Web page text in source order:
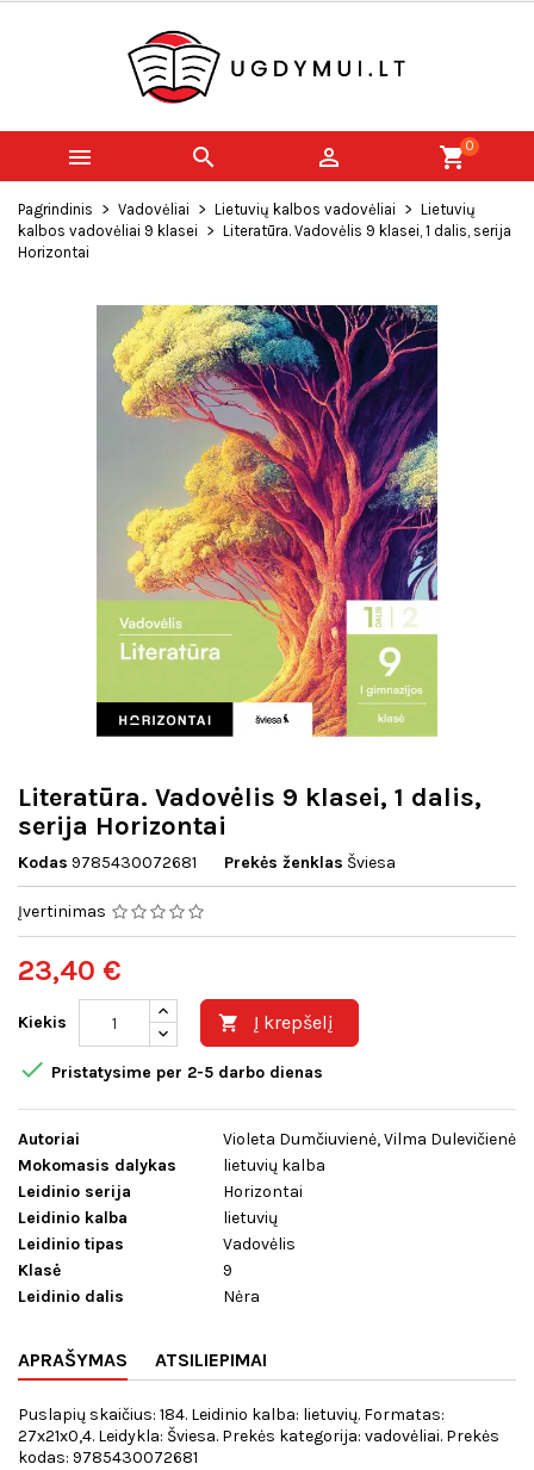
   shopping_cart0
Pagrindinis Vadovėliai Lietuvių kalbos vadovėliai
Lietuvių
kalbos vadovėliai 9 klasei
Literatūra. Vadovėlis 9 klasei, 1 dalis, serija
Horizontai
Literatūra. Vadovėlis 9 klasei, 1 dalis,
serija Horizontai
Kodas 9785430072681 Prekės ženklas Šviesa
Įvertinimas
23,40 €
Kiekis  Į krepšelį
 Pristatysime per 2-5 darbo dienas
Autoriai
Violeta Dumčiuvienė, Vilma Dulevičienė
Mokomasis dalykas
lietuvių kalba
Leidinio serija
Horizontai
Leidinio kalba
lietuvių
Leidinio tipas
Vadovėlis
Klasė
9
Leidinio dalis
Nėra
APRAŠYMAS ATSILIEPIMAI
Puslapių skaičius: 184. Leidinio kalba: lietuvių. Formatas:
27x21x0,4. Leidykla: Šviesa. Prekės kategorija: vadovėliai. Prekės
kodas: 9785430072681